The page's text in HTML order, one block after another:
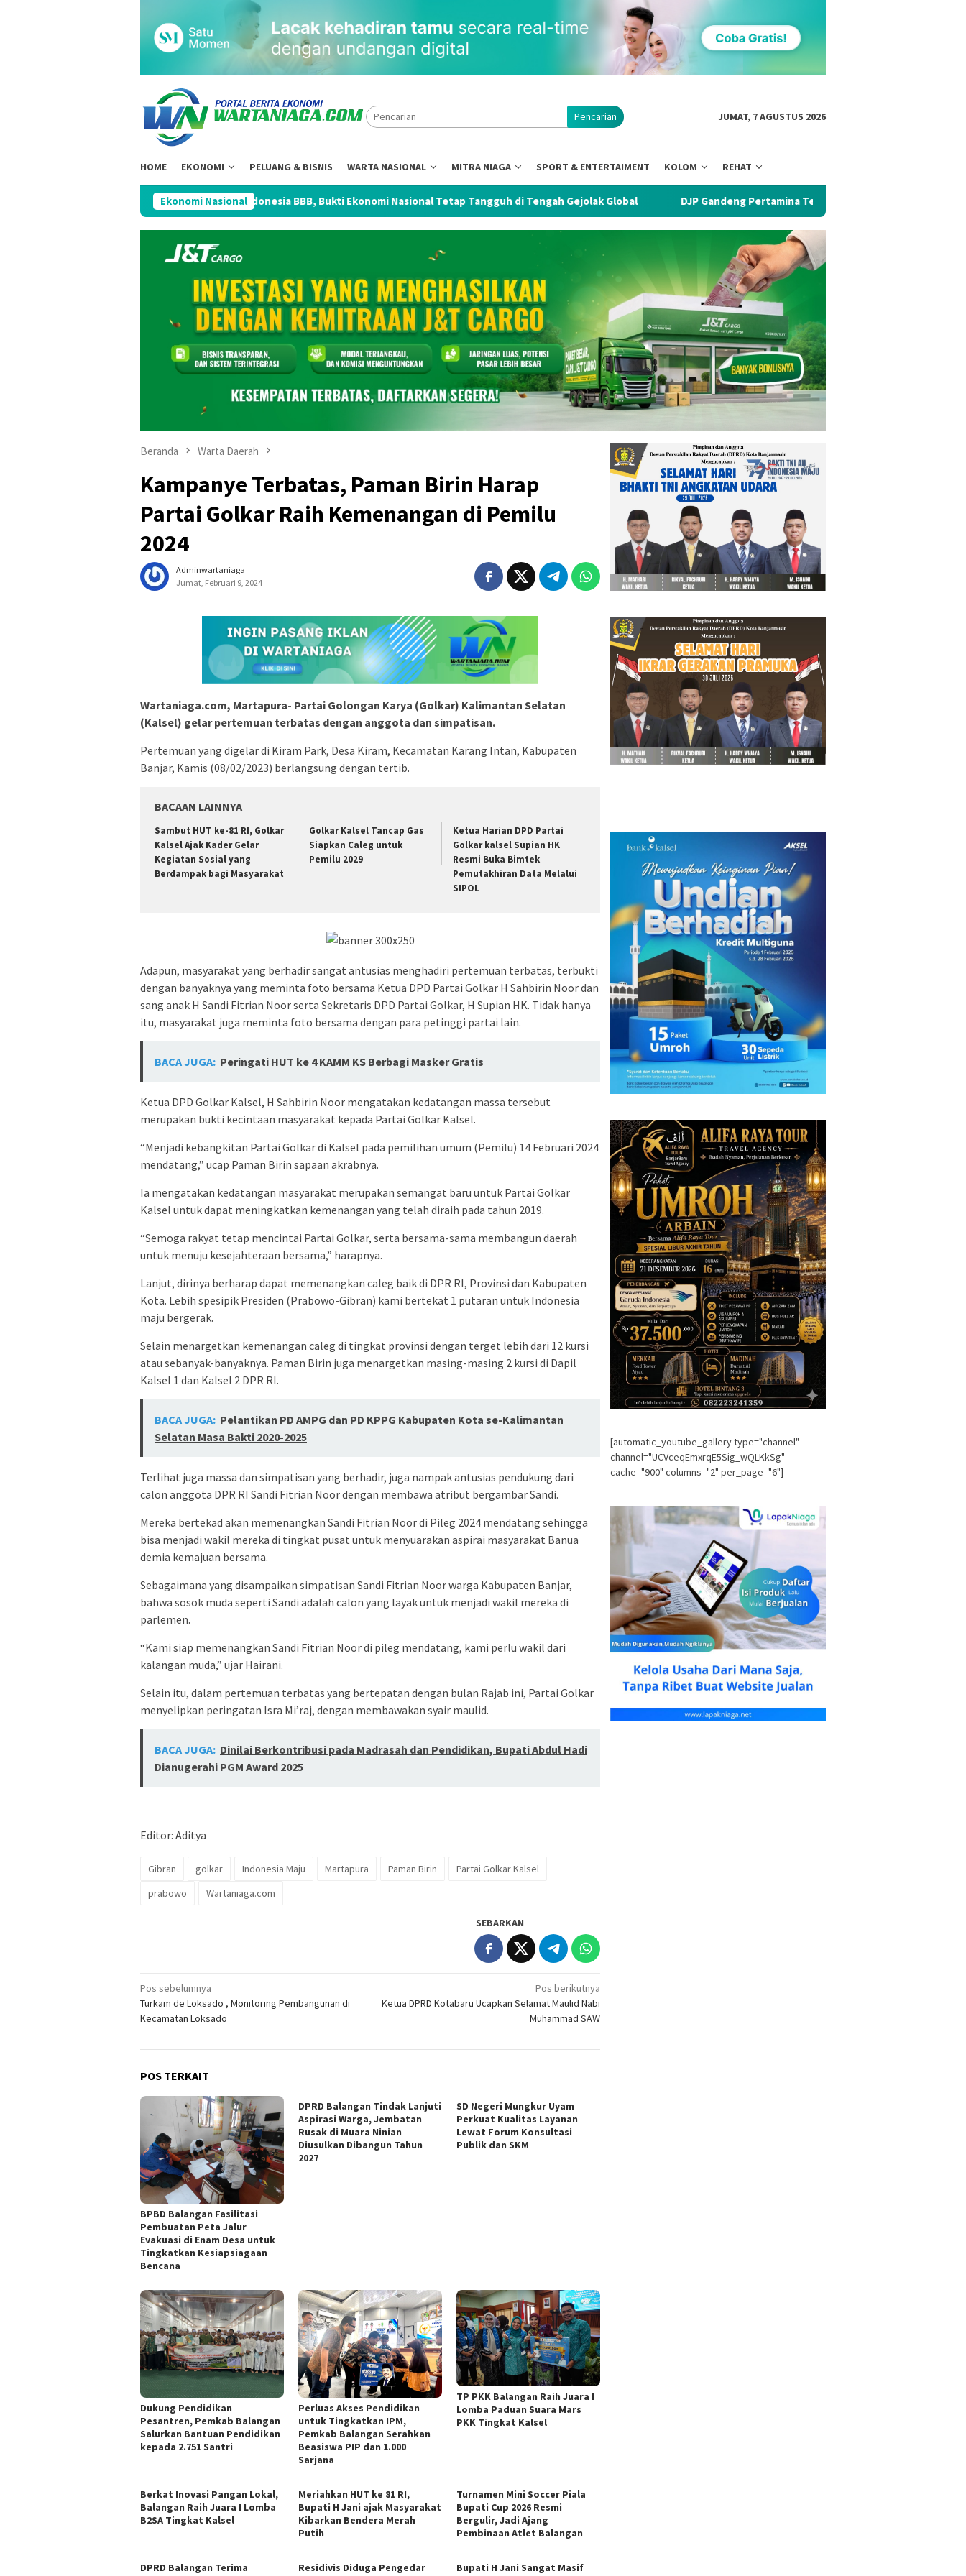
Pencarian JUMAT, 7 AGUSTUS 2026
HOME EKONOMI PELUANG & BISNIS WARTA NASIONAL MITRA NIAGA SPORT & ENTERTAIMENT KOLOM REHAT
Ekonomi Nasional
Pertahankan Rating Kredit Indonesia BBB, Bukti Ekonomi Nasional Tetap Tangguh di Tengah Gejolak Global DJP Gandeng Pertamina Terapkan Kepatuhan Kolaboratif, Perkuat Tata
Beranda Warta Daerah
Kampanye Terbatas, Paman Birin Harap
Partai Golkar Raih Kemenangan di Pemilu
2024
Adminwartaniaga
Jumat, Februari 9, 2024
Wartaniaga.com, Martapura- Partai Golongan Karya (Golkar) Kalimantan Selatan
(Kalsel) gelar pertemuan terbatas dengan anggota dan simpatisan.
Pertemuan yang digelar di Kiram Park, Desa Kiram, Kecamatan Karang Intan, Kabupaten
Banjar, Kamis (08/02/2023) berlangsung dengan tertib.
BACAAN LAINNYA
Sambut HUT ke-81 RI, Golkar
Kalsel Ajak Kader Gelar
Kegiatan Sosial yang
Berdampak bagi Masyarakat
Golkar Kalsel Tancap Gas
Siapkan Caleg untuk
Pemilu 2029
Ketua Harian DPD Partai
Golkar kalsel Supian HK
Resmi Buka Bimtek
Pemutakhiran Data Melalui
SIPOL
Adapun, masyarakat yang berhadir sangat antusias menghadiri pertemuan terbatas, terbukti
dengan banyaknya yang meminta foto bersama Ketua DPD Partai Golkar H Sahbirin Noor dan
sang anak H Sandi Fitrian Noor serta Sekretaris DPD Partai Golkar, H Supian HK. Tidak hanya
itu, masyarakat juga meminta foto bersama dengan para petinggi partai lain.
BACA JUGA: Peringati HUT ke 4 KAMM KS Berbagi Masker Gratis
Ketua DPD Golkar Kalsel, H Sahbirin Noor mengatakan kedatangan massa tersebut
merupakan bukti kecintaan masyarakat kepada Partai Golkar Kalsel.
“Menjadi kebangkitan Partai Golkar di Kalsel pada pemilihan umum (Pemilu) 14 Februari 2024
mendatang,” ucap Paman Birin sapaan akrabnya.
Ia mengatakan kedatangan masyarakat merupakan semangat baru untuk Partai Golkar
Kalsel untuk dapat meningkatkan kemenangan yang telah diraih pada tahun 2019.
“Semoga rakyat tetap mencintai Partai Golkar, serta bersama-sama membangun daerah
untuk menuju kesejahteraan bersama,” harapnya.
Lanjut, dirinya berharap dapat memenangkan caleg baik di DPR RI, Provinsi dan Kabupaten
Kota. Lebih spesipik Presiden (Prabowo-Gibran) kami bertekat 1 putaran untuk Indonesia
maju bergerak.
Selain menargetkan kemenangan caleg di tingkat provinsi dengan terget lebih dari 12 kursi
atau sebanyak-banyaknya. Paman Birin juga menargetkan masing-masing 2 kursi di Dapil
Kalsel 1 dan Kalsel 2 DPR RI.
BACA JUGA: Pelantikan PD AMPG dan PD KPPG Kabupaten Kota se-Kalimantan
Selatan Masa Bakti 2020-2025
Terlihat juga massa dan simpatisan yang berhadir, juga nampak antusias pendukung dari
calon anggota DPR RI Sandi Fitrian Noor dengan membawa atribut bergambar Sandi.
Mereka bertekad akan memenangkan Sandi Fitrian Noor di Pileg 2024 mendatang sehingga
bisa menjadi wakil mereka di tingkat pusat untuk menyuarakan aspirai masyarakat Banua
demia kemajuan bersama.
Sebagaimana yang disampaikan simpatisan Sandi Fitrian Noor warga Kabupaten Banjar,
bahwa sosok muda seperti Sandi adalah calon yang layak untuk menjadi wakil mereka di
parlemen.
“Kami siap memenangkan Sandi Fitrian Noor di pileg mendatang, kami perlu wakil dari
kalangan muda,” ujar Hairani.
Selain itu, dalam pertemuan terbatas yang bertepatan dengan bulan Rajab ini, Partai Golkar
menyelipkan peringatan Isra Mi’raj, dengan membawakan syair maulid.
BACA JUGA: Dinilai Berkontribusi pada Madrasah dan Pendidikan, Bupati Abdul Hadi
Dianugerahi PGM Award 2025
Editor: Aditya
Gibran golkar Indonesia Maju Martapura Paman Birin
Partai Golkar Kalsel
prabowo
Wartaniaga.com
SEBARKAN
Navigasi
pos
Pos sebelumnya
Turkam de Loksado , Monitoring Pembangunan di
Kecamatan Loksado
Pos berikutnya
Ketua DPRD Kotabaru Ucapkan Selamat Maulid Nabi
Muhammad SAW
POS TERKAIT
BPBD Balangan Fasilitasi
Pembuatan Peta Jalur
Evakuasi di Enam Desa untuk
Tingkatkan Kesiapsiagaan
Bencana
DPRD Balangan Tindak Lanjuti
Aspirasi Warga, Jembatan
Rusak di Muara Ninian
Diusulkan Dibangun Tahun
2027
SD Negeri Mungkur Uyam
Perkuat Kualitas Layanan
Lewat Forum Konsultasi
Publik dan SKM
Dukung Pendidikan
Pesantren, Pemkab Balangan
Salurkan Bantuan Pendidikan
kepada 2.751 Santri
Perluas Akses Pendidikan
untuk Tingkatkan IPM,
Pemkab Balangan Serahkan
Beasiswa PIP dan 1.000
Sarjana
TP PKK Balangan Raih Juara I
Lomba Paduan Suara Mars
PKK Tingkat Kalsel
Berkat Inovasi Pangan Lokal,
Balangan Raih Juara I Lomba
B2SA Tingkat Kalsel
Meriahkan HUT ke 81 RI,
Bupati H Jani ajak Masyarakat
Kibarkan Bendera Merah
Putih
Turnamen Mini Soccer Piala
Bupati Cup 2026 Resmi
Bergulir, Jadi Ajang
Pembinaan Atlet Balangan
DPRD Balangan Terima
Residivis Diduga Pengedar
Bupati H Jani Sangat Masif
[automatic_youtube_gallery type="channel"
channel="UCVceqEmxrqE5Sig_wQLKkSg"
cache="900" columns="2" per_page="6"]